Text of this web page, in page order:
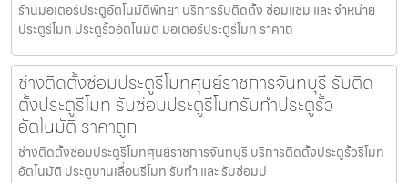
ร้านมอเตอร์ประตูอัตโนมัติพัทยา บริการรับติดตั้ง ซ่อมแซม และ จำหน่าย
ประตูรีโมท ประตูรั้วอัตโนมัติ มอเตอร์ประตูรีโมท ราคาถ
ช่างติดตั้งซ่อมประตูรีโมทศุนย์ราชการจันทบุรี รับติด
ตั้งประตูรีโมท รับซ่อมประตูรีโมทรับทำประตูรั้ว
อัตโนมัติ ราคาถูก
ช่างติดตั้งซ่อมประตูรีโมทศุนย์ราชการจันทบุรี บริการติดตั้งประตูรั้วรีโมท
อัตโนมัติ ประตูบานเลื่อนรีโมท รับทำ และ รับซ่อมป